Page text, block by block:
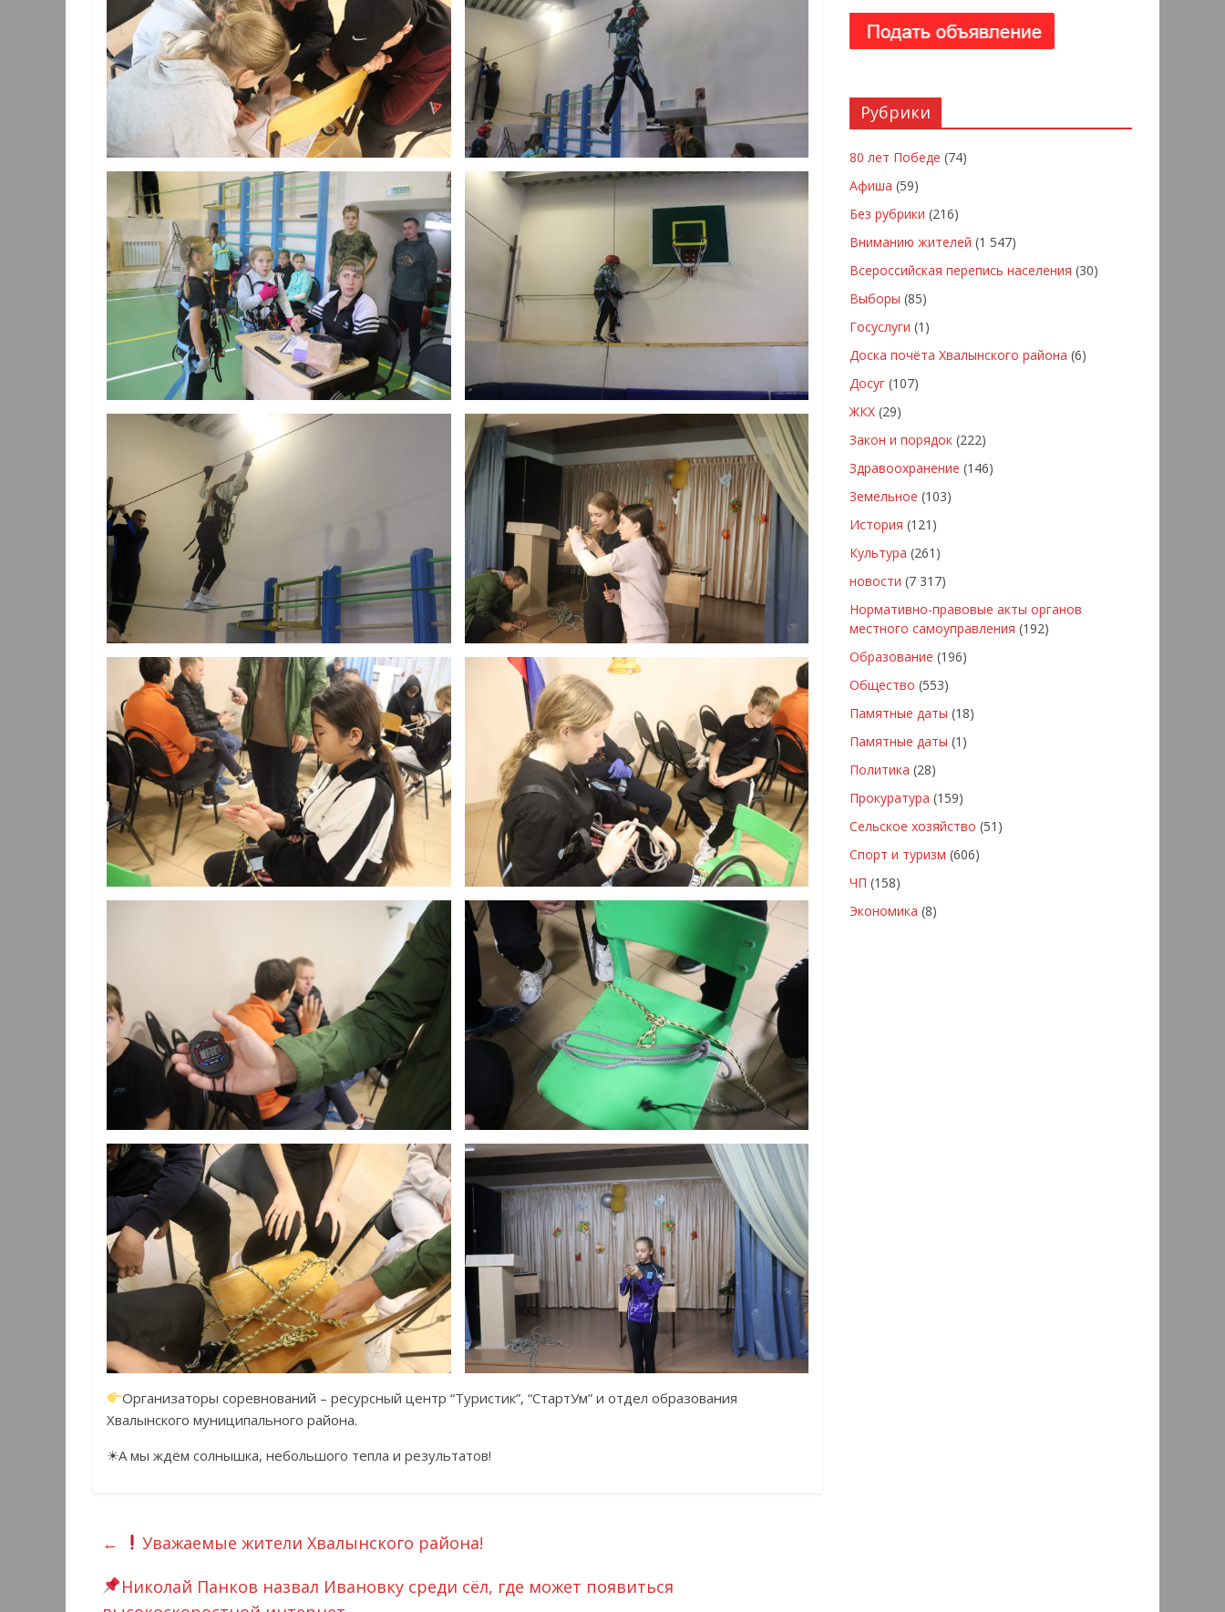
Организаторы соревнований – ресурсный центр “Туристик”, “СтартУм” и отдел образования
Хвалынского муниципального района.
☀А мы ждём солнышка, небольшого тепла и результатов!
←
Уважаемые жители Хвалынского района!
Николай Панков назвал Ивановку среди сёл, где может появиться
Рубрики
80 лет Победе (74)
Афиша (59)
Без рубрики (216)
Вниманию жителей (1 547)
Всероссийская перепись населения (30)
Выборы (85)
Госуслуги (1)
Доска почёта Хвалынского района (6)
Досуг (107)
ЖКХ (29)
Закон и порядок (222)
Здравоохранение (146)
Земельное (103)
История (121)
Культура (261)
новости (7 317)
Нормативно-правовые акты органов
местного самоуправления (192)
Образование (196)
Общество (553)
Памятные даты (18)
Памятные даты (1)
Политика (28)
Прокуратура (159)
Сельское хозяйство (51)
Спорт и туризм (606)
ЧП (158)
Экономика (8)